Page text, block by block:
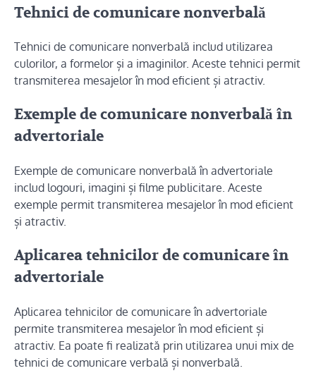
Tehnici de comunicare nonverbală
Tehnici de comunicare nonverbală includ utilizarea
culorilor, a formelor și a imaginilor. Aceste tehnici permit
transmiterea mesajelor în mod eficient și atractiv.
Exemple de comunicare nonverbală în
advertoriale
Exemple de comunicare nonverbală în advertoriale
includ logouri, imagini și filme publicitare. Aceste
exemple permit transmiterea mesajelor în mod eficient
și atractiv.
Aplicarea tehnicilor de comunicare în
advertoriale
Aplicarea tehnicilor de comunicare în advertoriale
permite transmiterea mesajelor în mod eficient și
atractiv. Ea poate fi realizată prin utilizarea unui mix de
tehnici de comunicare verbală și nonverbală.